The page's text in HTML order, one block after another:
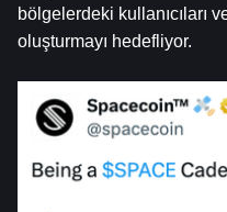
bölgelerdeki kullanıcıları
oluşturmayı hedefliyor.